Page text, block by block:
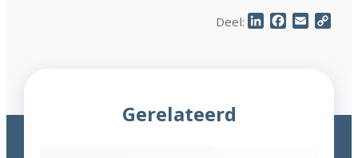
Deel: LinkedInFacebook
Email
Gerelateerd